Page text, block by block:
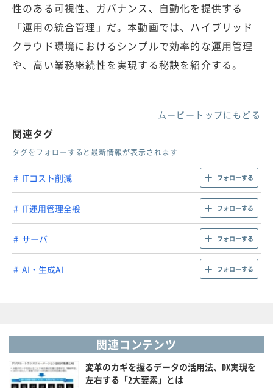
性のある可視性、ガバナンス、自動化を提供する
「運用の統合管理」だ。本動画では、ハイブリッド
クラウド環境におけるシンプルで効率的な運用管理
や、高い業務継続性を実現する秘訣を紹介する。
ムービートップにもどる
関連タグ
タグをフォローすると最新情報が表示されます
ITコスト削減 フォローする
IT運用管理全般 フォローする
サーバ フォローする
AI・生成AI フォローする
関連コンテンツ
変革のカギを握るデータの活用法、DX実現を
左右する「2大要素」とは